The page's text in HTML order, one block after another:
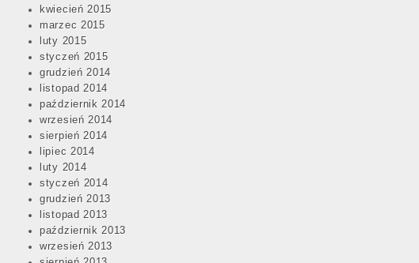
kwiecień 2015
marzec 2015
luty 2015
styczeń 2015
grudzień 2014
listopad 2014
październik 2014
wrzesień 2014
sierpień 2014
lipiec 2014
luty 2014
styczeń 2014
grudzień 2013
listopad 2013
październik 2013
wrzesień 2013